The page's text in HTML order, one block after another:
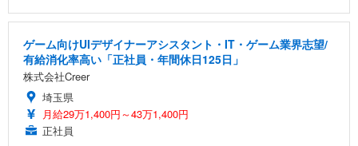
ゲーム向けUIデザイナーアシスタント・IT・ゲーム業界志望/
有給消化率高い「正社員・年間休日125日」
株式会社Creer
埼玉県
月給29万1,400円～43万1,400円
正社員